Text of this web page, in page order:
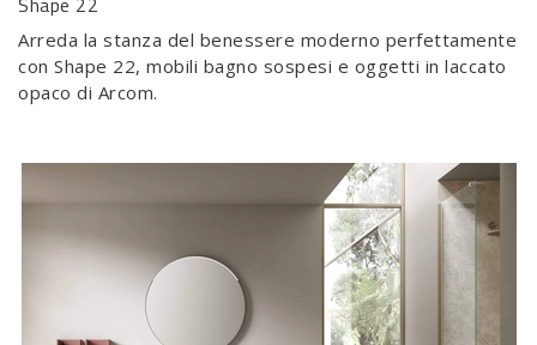
Arreda la stanza del benessere moderno perfettamente
con Shape 22, mobili bagno sospesi e oggetti in laccato
opaco di Arcom.